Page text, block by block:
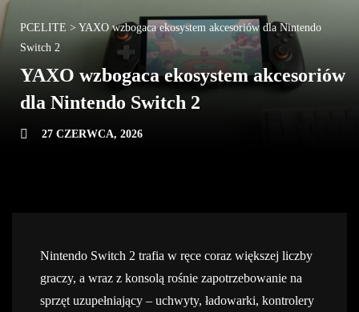
PCELITE > YAXO wzbogaca ekosystem akcesoriów dla Nintendo
Switch 2
YAXO wzbogaca ekosystem akcesoriów
dla Nintendo Switch 2
27 CZERWCA, 2026
Nintendo Switch 2 trafia w ręce coraz większej liczby
graczy, a wraz z konsolą rośnie zapotrzebowanie na
sprzęt uzupełniający – uchwyty, ładowarki, kontrolery